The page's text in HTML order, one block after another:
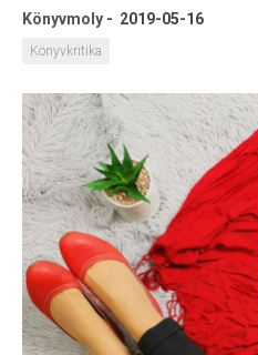
Könyvmoly - 2019-05-16
Könyvkritika